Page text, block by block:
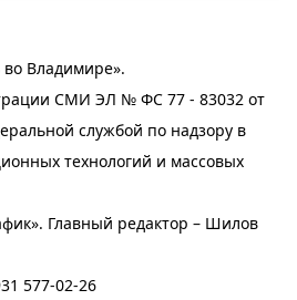
Владимире».
СМИ ЭЛ № ФС 77 - 83032 от
службой по надзору в
технологий и массовых
Главный редактор – Шилов
577-02-26